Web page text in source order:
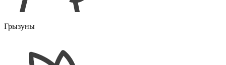
Грызуны